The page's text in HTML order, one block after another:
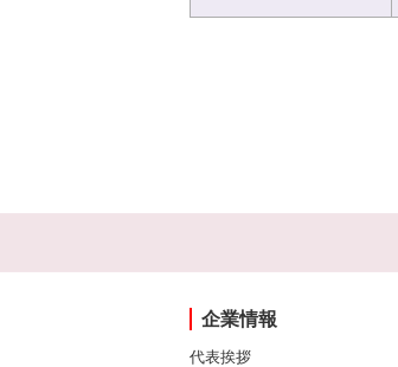
企業情報
代表挨拶